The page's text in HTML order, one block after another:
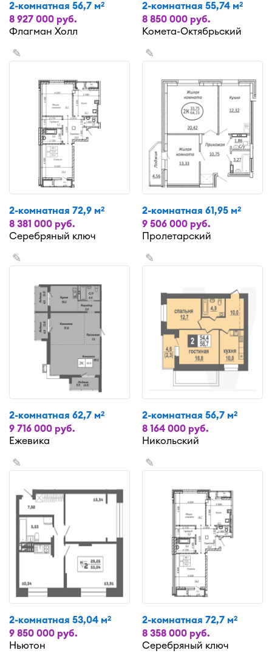
2-комнатная 56,7 м2
8 927 000 руб.
Флагман Холл
2-комнатная 55,74 м2
8 850 000 руб.
Комета-Октябрьский
✎
2-комнатная 72,9 м2
8 381 000 руб.
Серебряный ключ
✎
2-комнатная 61,95 м2
9 506 000 руб.
Пролетарский
✎
2-комнатная 62,7 м2
9 716 000 руб.
Ежевика
✎
2-комнатная 56,7 м2
8 164 000 руб.
Никольский
✎
2-комнатная 53,04 м2
9 850 000 руб.
Ньютон
✎
2-комнатная 72,7 м2
8 358 000 руб.
Серебряный ключ